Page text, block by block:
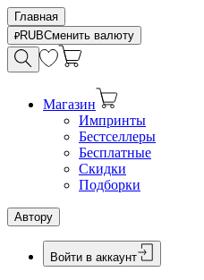
Главная
RUBСменить валюту
Магазин
Импринты
Бестселлеры
Бесплатные
Скидки
Подборки
Автору
Войти в аккаунт